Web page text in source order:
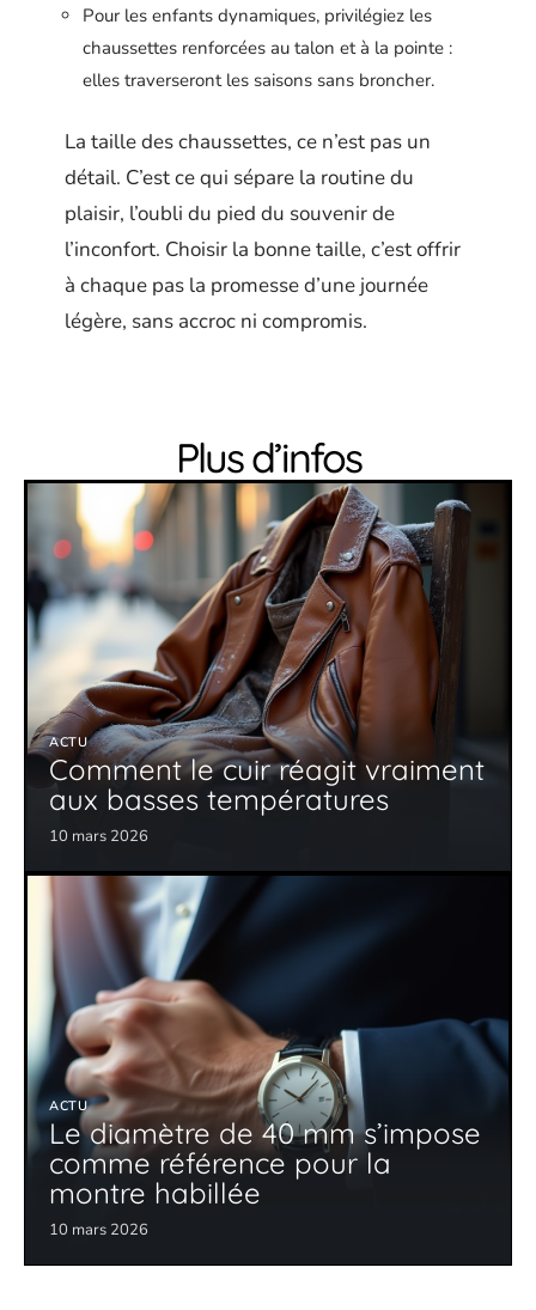
Pour les enfants dynamiques, privilégiez les
chaussettes renforcées au talon et à la pointe :
elles traverseront les saisons sans broncher.
La taille des chaussettes, ce n’est pas un
détail. C’est ce qui sépare la routine du
plaisir, l’oubli du pied du souvenir de
l’inconfort. Choisir la bonne taille, c’est offrir
à chaque pas la promesse d’une journée
légère, sans accroc ni compromis.
Plus d’infos
ACTU
Comment le cuir réagit vraiment
aux basses températures
10 mars 2026
ACTU
Le diamètre de 40 mm s’impose
comme référence pour la
montre habillée
10 mars 2026